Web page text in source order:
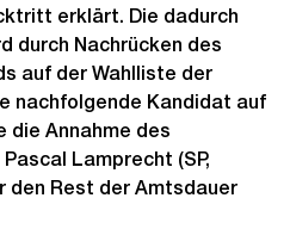
erklärt. Die dadurch
durch Nachrücken des
auf der Wahlliste der
nachfolgende Kandidat auf
die Annahme des
Lamprecht (SP,
den Rest der Amtsdauer